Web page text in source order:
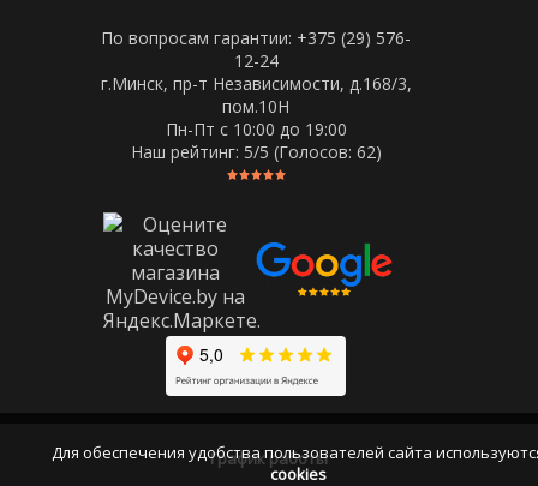
По вопросам гарантии: +375 (29) 576-
12-24
г.Минск, пр-т Независимости, д.168/3,
пом.10Н
Пн-Пт c 10:00 до 19:00
Наш рейтинг: 5/5 (Голосов: 62)
График работы
Для обеспечения удобства пользователей сайта
cookies